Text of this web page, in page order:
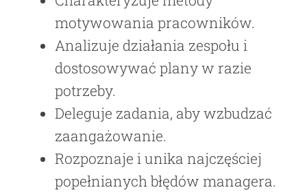
motywowania pracowników.
Analizuje działania zespołu i
dostosowywać plany w razie
potrzeby.
Deleguje zadania, aby wzbudzać
zaangażowanie.
Rozpoznaje i unika najczęściej
popełnianych błędów managera.